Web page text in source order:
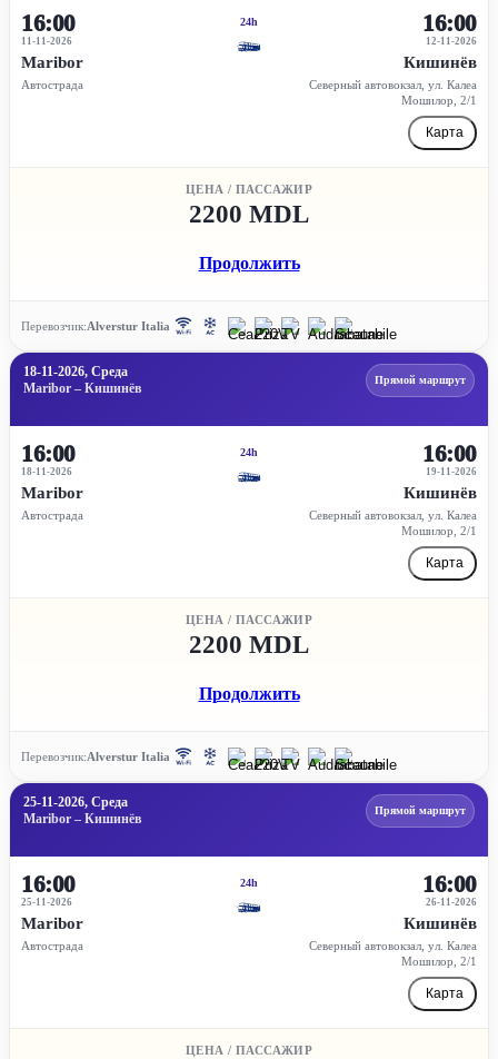
16:00
11-11-2026
Maribor
Автострада
24h
12-11-2026
16:00
Кишинёв
Северный автовокзал, ул. Калеа
Мошилор, 2/1
Карта
ЦЕНА / ПАССАЖИР
2200 MDL
Продолжить
Перевозчик:Alverstur Italia
18-11-2026, Среда
Maribor – Кишинёв
Прямой маршрут
16:00
18-11-2026
Maribor
Автострада
24h
19-11-2026
16:00
Кишинёв
Северный автовокзал, ул. Калеа
Мошилор, 2/1
Карта
ЦЕНА / ПАССАЖИР
2200 MDL
Продолжить
Перевозчик:Alverstur Italia
25-11-2026, Среда
Maribor – Кишинёв
Прямой маршрут
16:00
25-11-2026
Maribor
Автострада
24h
26-11-2026
16:00
Кишинёв
Северный автовокзал, ул. Калеа
Мошилор, 2/1
Карта
ЦЕНА / ПАССАЖИР